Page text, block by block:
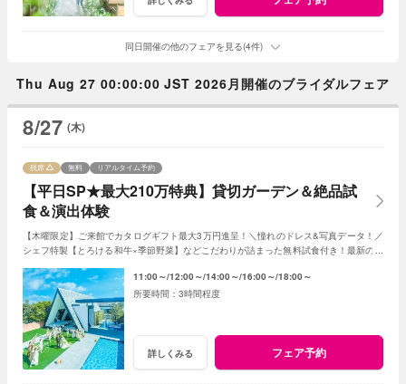
同日開催の他のフェアを見る(4件)
Thu Aug 27 00:00:00 JST 2026月開催のブライダルフェア
8/27 (木)
【平日SP★最大210万特典】貸切ガーデン＆絶品試
食＆演出体験
残席 無料 リアルタイム予約
【木曜限定】ご来館でカタログギフト最大3万円進呈！＼憧れのドレス&写真データ！／
シェフ特製【とろける和牛×季節野菜】などこだわりが詰まった無料試食付き！最新のマ
11:00～ 12:00～ 14:00～ 16:00～ 18:00～
3時間程度
詳しくみる フェア予約